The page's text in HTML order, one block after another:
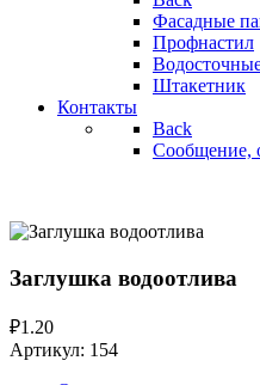
Фасадные
Профнастил
Штакетник
Контакты
Back
Сообщение,
Заглушка водоотлива
₽1.20
Артикул: 154